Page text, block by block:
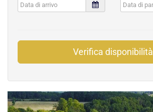
Verifica disponibilità